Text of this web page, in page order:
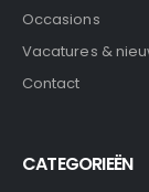
Occasions
Vacatures &
Contact
CATEGORIEËN